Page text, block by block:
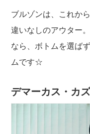
ブルゾンは、これか
違いなしのアウター
なら、ボトムを選ば
ムです☆
デマーカス・カ